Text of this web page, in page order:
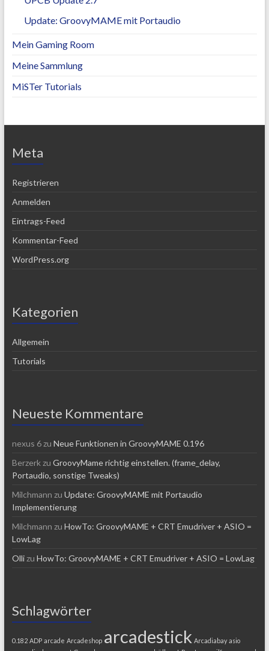
Update: GroovyMAME mit Portaudio
Mein Gaming Room
Meine Sammlung
MiSTer Tutorials
Meta
Registrieren
Anmelden
Eintrags-Feed
Kommentar-Feed
WordPress.org
Kategorien
Allgemein
Tutorials
Neueste Kommentare
nexus 6zu Neue Funktionen in GroovyMAME 0.196
Berzerkzu GroovyMame richtig einstellen. (frame_delay,
Portaudio, sonstige Tweaks)
Milchmann zu Update: GroovyMAME mit Portaudio
Implementierung
Milchmann zu HowTo: GroovyMAME + CRT Emudriver + ASIO =
LowLag
Ollizu HowTo: GroovyMAME + CRT Emudriver + ASIO = LowLag
Schlagwörter
0.182 ADP arcade Arcadeshop arcadestick Arcadiabay asio